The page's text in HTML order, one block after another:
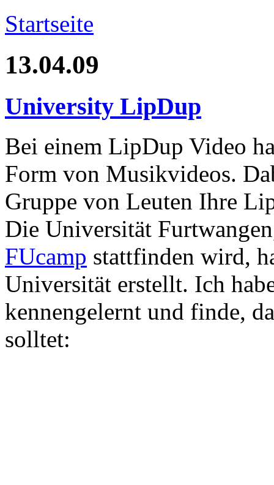
Startseite
13.04.09
University LipDup
Bei einem LipDup Video
Form von Musikvideos.
Gruppe von Leuten Ihre
Die Universität
FUcamp stattfinden wird,
Universität erstellt. Ich
kennengelernt und finde,
solltet: